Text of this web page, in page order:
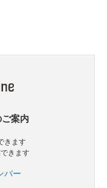
案内
きます
きます
バー